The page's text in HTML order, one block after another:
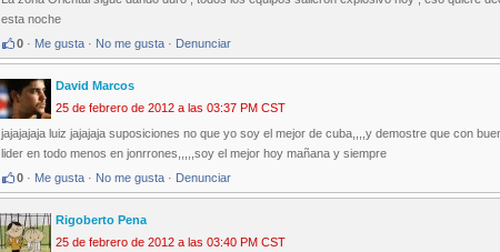
esta noche
0 · Me gusta · No me gusta · Denunciar
David Marcos
25 de febrero de 2012 a las 03:37 PM CST
jajajajaja luiz jajajaja suposiciones no que yo soy el mejor de cuba,,,,y demostre que con
lider en todo menos en jonrrones,,,,,soy el mejor hoy mañana y siempre
0 · Me gusta · No me gusta · Denunciar
Rigoberto Pena
25 de febrero de 2012 a las 03:40 PM CST